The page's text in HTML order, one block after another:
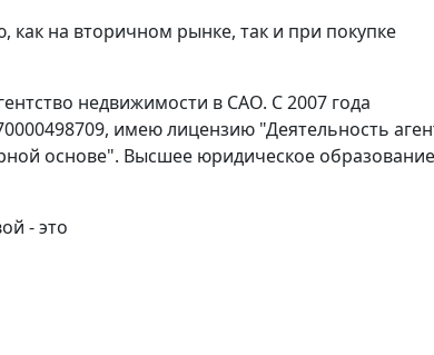
на вторичном рынке, так и при покупке
недвижимости в САО. С 2007 года
имею лицензию "Деятельность
основе". Высшее юридическое
- это